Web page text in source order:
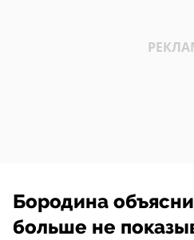
Бородина
больше не